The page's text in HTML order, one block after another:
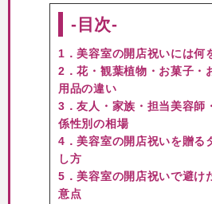
-目次-
1．美容室の開店祝いには何
2．花・観葉植物・お菓子・
用品の違い
3．友人・家族・担当美容師
係性別の相場
4．美容室の開店祝いを贈る
し方
5．美容室の開店祝いで避け
意点